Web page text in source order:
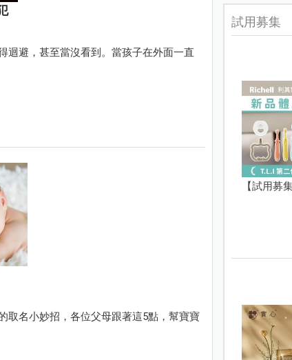
迴避，甚至當沒看到。當孩子在外面一直
取名小妙招，各位父母跟著這5點，幫寶寶
試用募集
【試用募